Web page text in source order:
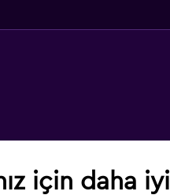
için daha iyi